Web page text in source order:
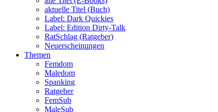
aktuelle Titel (Buch)
Label: Dark Quickies
Label: Edition Dirty-Talk
RatSchlag (Ratgeber)
Neuerscheinungen
Themen
Femdom
Maledom
Spanking
Ratgeber
FemSub
MaleSub